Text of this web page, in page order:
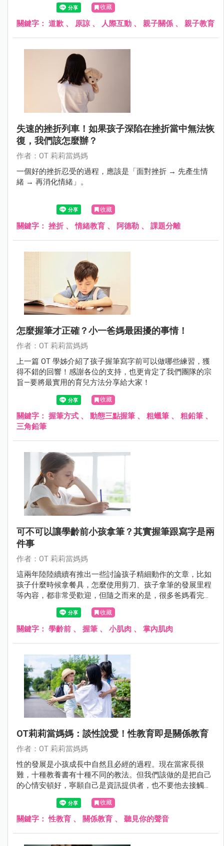
收藏
關鍵字： 道歉 、 原諒 、 人際互動 、 親子關係 、 親子教育
失速的挫折列車！如果孩子深陷在挫折當中無法恢
復，我們該怎麼辦？
作者：OT 莉莉當媽媽
一個好的挫折忍受的過程，應該是「面對挫折 → 先產生情
緒 → 再消化情緒」。
收藏
關鍵字： 挫折 、情緒教育 、 阿德勒 、 課題分離
怎麼握筆才正確？小一爸媽最困擾的事情！
作者：OT 莉莉當媽媽
上一篇 OT 學姊介紹了孩子握筆寫字前可以做哪些練習，獲
得不錯的回響！感謝各位的支持，也更肯定了我們團隊的宗
旨—要將最實用的育兒方法分享給大家！
收藏
關鍵字： 握筆方式 、 動態三點握筆 、 粗蠟筆 、 粗鉛筆 、
三角鉛筆
可不可以讓學齡前小孩拿筆？其實握筆跟寫字是兩
件事
作者：OT 莉莉當媽媽
這兩年陸陸續續有推出一些討論孩子精細動作的文章，比如
孩子什麼時候拿餐具，怎麼使用剪刀、孩子拿筆的發展里程
等內容，都非常受歡迎，但隨之而來的是，很多爸媽看完文
章後，就來私訊問莉莉老師說～「老師，你說不要給三四歲
以下的小朋友拿筆寫字，可是，我小孩他兩歲就很會拿各種
筆來畫了耶，我看他畫出來的線條也很飽滿啊，那我到底要
收藏
關鍵字： 學齡前 、 握筆 、 小肌肉 、 掌內肌肉
OT莉莉當媽媽：談性說愛！性教育即是關係教育
作者：OT 莉莉當媽媽
性的發展是小孩成長中自然且必經的過程。現在當家長很
難，十種教養書有十種不同的教法。但我們該做的是把自己
的心情安頓好，寧願自己是資訊提供者，也不要他去接觸到
偏誤的訊息。
收藏
關鍵字：性教育 、 關係教育 、 聽見你的聲音